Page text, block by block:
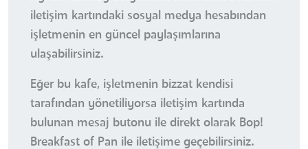
iletişim kartındaki sosyal medya hesabından
işletmenin en güncel paylaşımlarına
ulaşabilirsiniz.
Eğer bu kafe, işletmenin bizzat kendisi
tarafından yönetiliyorsa iletişim kartında
bulunan mesaj butonu ile direkt olarak Bop!
Breakfast of Pan ile iletişime geçebilirsiniz.